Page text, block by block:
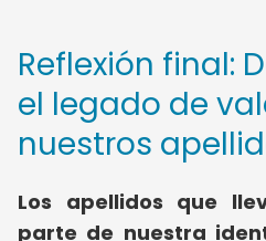
Reflexión final:
el legado de
nuestros
Los apellidos que
parte de nuestra